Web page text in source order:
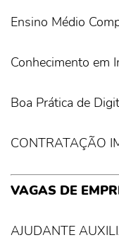
Ensino Médio
Conhecimento em
Boa Prática de
CONTRATAÇÃO
VAGAS DE
AJUDANTE